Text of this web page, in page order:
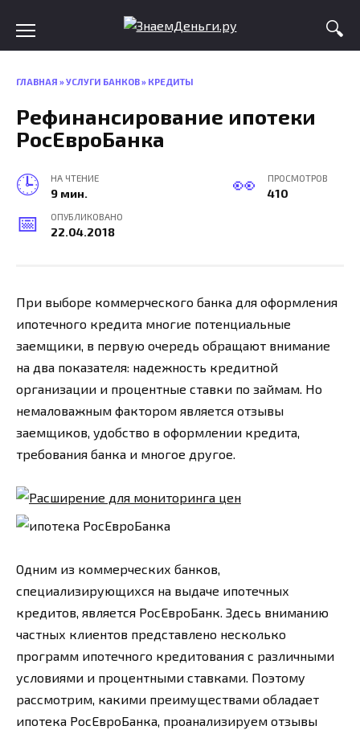
content
ГЛАВНАЯ »УСЛУГИ БАНКОВ» КРЕДИТЫ
Рефинансирование ипотеки
РосЕвроБанка
НА ЧТЕНИЕ
9 мин.
ПРОСМОТРОВ
410
ОПУБЛИКОВАНО
22.04.2018
При выборе коммерческого банка для оформления
ипотечного кредита многие потенциальные
заемщики, в первую очередь обращают внимание
на два показателя: надежность кредитной
организации и процентные ставки по займам. Но
немаловажным фактором является отзывы
заемщиков, удобство в оформлении кредита,
требования банка и многое другое.
Одним из коммерческих банков,
специализирующихся на выдаче ипотечных
кредитов, является РосЕвроБанк. Здесь вниманию
частных клиентов представлено несколько
программ ипотечного кредитования с различными
условиями и процентными ставками. Поэтому
рассмотрим, какими преимуществами обладает
ипотека РосЕвроБанка, проанализируем отзывы